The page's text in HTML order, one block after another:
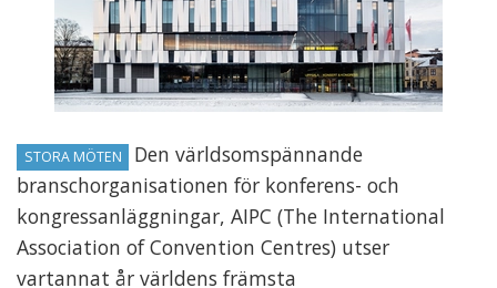
STORA MÖTEN
Den världsomspännande
branschorganisationen för konferens- och
kongressanläggningar, AIPC (The International
Association of Convention Centres) utser
vartannat år världens främsta